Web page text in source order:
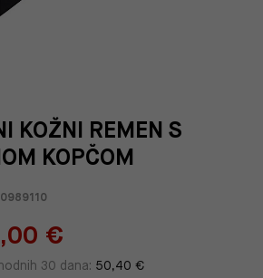
KOŽNI REMEN S
KOPČOM
€
30 dana: 50,40 €